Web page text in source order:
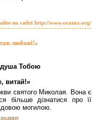
на сайті http://www.oranta.org/
любові!»
душа Тобою
витай!»
святого Миколая. Вона є
більше дізнатися про її
могилою.